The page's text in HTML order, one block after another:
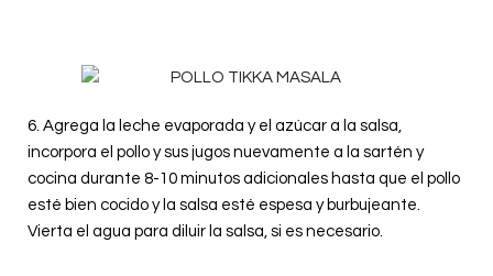
6. Agrega la leche evaporada y el azúcar a la salsa,
incorpora el pollo y sus jugos nuevamente a la sartén y
cocina durante 8-10 minutos adicionales hasta que el pollo
esté bien cocido y la salsa esté espesa y burbujeante.
Vierta el agua para diluir la salsa, si es necesario.